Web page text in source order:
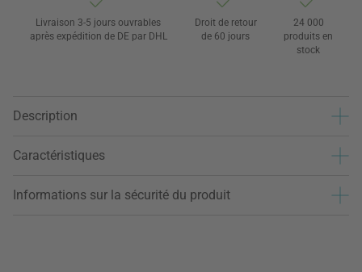
Livraison 3-5 jours ouvrables
après expédition de DE par DHL
Droit de retour
de 60 jours
24 000
produits en
stock
Description
Caractéristiques
Informations sur la sécurité du produit